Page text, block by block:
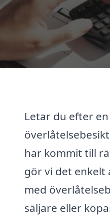
Letar du efter
har kommit till
gör vi det enkelt
med
säljare eller